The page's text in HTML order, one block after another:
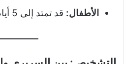
الأطفال: قد تمتد إلى 5 أيام مع خطر جفاف أعلى.